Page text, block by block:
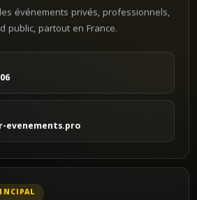
événements privés, professionnels,
public, partout en France.
evenements.pro